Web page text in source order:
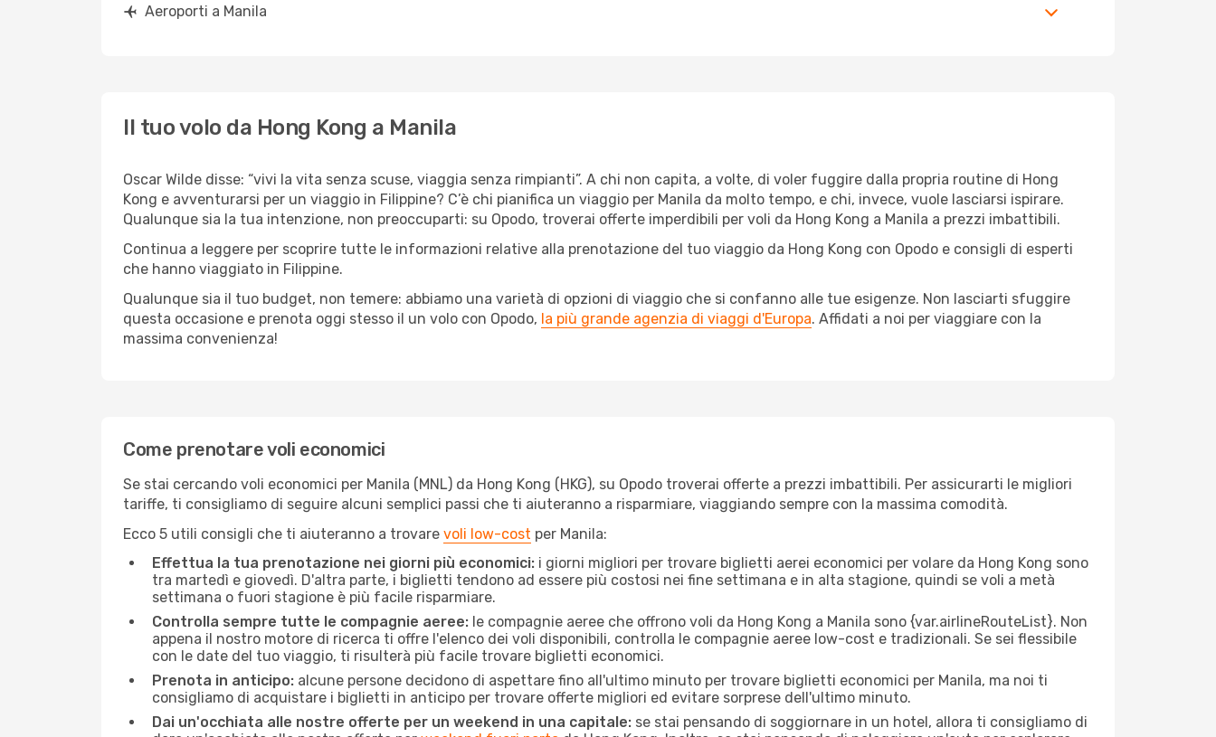
Aeroporti a Manila
Il tuo volo da Hong Kong a Manila
Oscar Wilde disse: “vivi la vita senza scuse, viaggia senza rimpianti”. A chi non capita, a volte, di voler fuggire dalla propria routine di Hong
Kong e avventurarsi per un viaggio in Filippine? C’è chi pianifica un viaggio per Manila da molto tempo, e chi, invece, vuole lasciarsi ispirare.
Qualunque sia la tua intenzione, non preoccuparti: su Opodo, troverai offerte imperdibili per voli da Hong Kong a Manila a prezzi imbattibili.
Continua a leggere per scoprire tutte le informazioni relative alla prenotazione del tuo viaggio da Hong Kong con Opodo e consigli di esperti
che hanno viaggiato in Filippine.
Qualunque sia il tuo budget, non temere: abbiamo una varietà di opzioni di viaggio che si confanno alle tue esigenze. Non lasciarti sfuggire
questa occasione e prenota oggi stesso il un volo con Opodo, la più grande agenzia di viaggi d'Europa. Affidati a noi per viaggiare con la
massima convenienza!
Come prenotare voli economici
Se stai cercando voli economici per Manila (MNL) da Hong Kong (HKG), su Opodo troverai offerte a prezzi imbattibili. Per assicurarti le migliori
tariffe, ti consigliamo di seguire alcuni semplici passi che ti aiuteranno a risparmiare, viaggiando sempre con la massima comodità.
Ecco 5 utili consigli che ti aiuteranno a trovare voli low-cost per Manila:
Effettua la tua prenotazione nei giorni più economici: i giorni migliori per trovare biglietti aerei economici per volare da Hong Kong sono
tra martedì e giovedì. D'altra parte, i biglietti tendono ad essere più costosi nei fine settimana e in alta stagione, quindi se voli a metà
settimana o fuori stagione è più facile risparmiare.
Controlla sempre tutte le compagnie aeree: le compagnie aeree che offrono voli da Hong Kong a Manila sono {​var.airlineRouteList}. Non
appena il nostro motore di ricerca ti offre l'elenco dei voli disponibili, controlla le compagnie aeree low-cost e tradizionali. Se sei flessibile
con le date del tuo viaggio, ti risulterà più facile trovare biglietti economici.
Prenota in anticipo: alcune persone decidono di aspettare fino all'ultimo minuto per trovare biglietti economici per Manila, ma noi ti
consigliamo di acquistare i biglietti in anticipo per trovare offerte migliori ed evitare sorprese dell'ultimo minuto.
Dai un'occhiata alle nostre offerte per un weekend in una capitale: se stai pensando di soggiornare in un hotel, allora ti consigliamo di